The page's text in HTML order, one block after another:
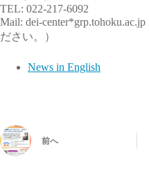
TEL: 022-217-6092
Mail: dei-
ださい。）
News in English
前へ